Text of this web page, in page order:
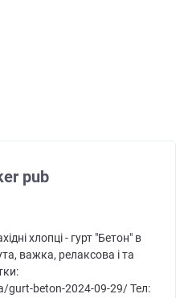
pub
хлопці - гурт "Бетон" в
важка, релаксова і та
gurt-beton-2024-09-29/ Тел: